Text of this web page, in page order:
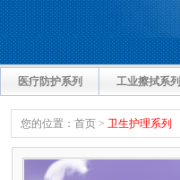
医疗防护系列 工业擦拭系列
您的位置： 首页 > 卫生护理系列